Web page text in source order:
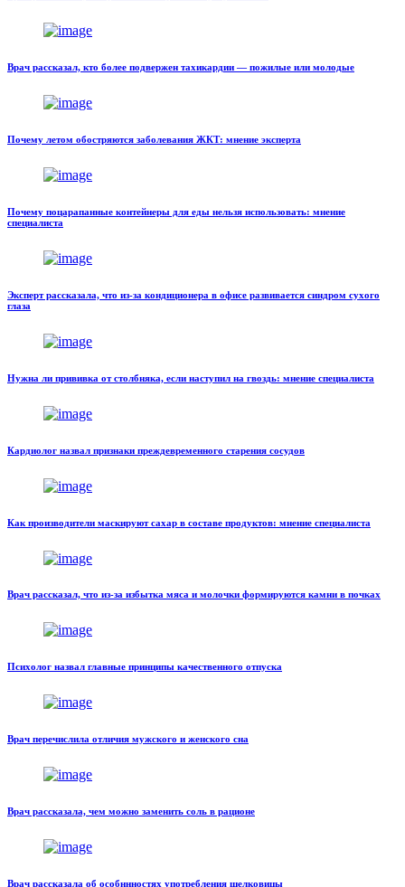
Врач рассказал, кто более подвержен тахикардии — пожилые или молодые
Почему летом обостряются заболевания ЖКТ: мнение эксперта
Почему поцарапанные контейнеры для еды нельзя использовать: мнение
специалиста
Эксперт рассказала, что из-за кондиционера в офисе развивается синдром сухого
глаза
Нужна ли прививка от столбняка, если наступил на гвоздь: мнение специалиста
Кардиолог назвал признаки преждевременного старения сосудов
Как производители маскируют сахар в составе продуктов: мнение специалиста
Врач рассказал, что из-за избытка мяса и молочки формируются камни в почках
Психолог назвал главные принципы качественного отпуска
Врач перечислила отличия мужского и женского сна
Врач рассказала, чем можно заменить соль в рационе
Врач рассказала об особннностях употребления шелковицы